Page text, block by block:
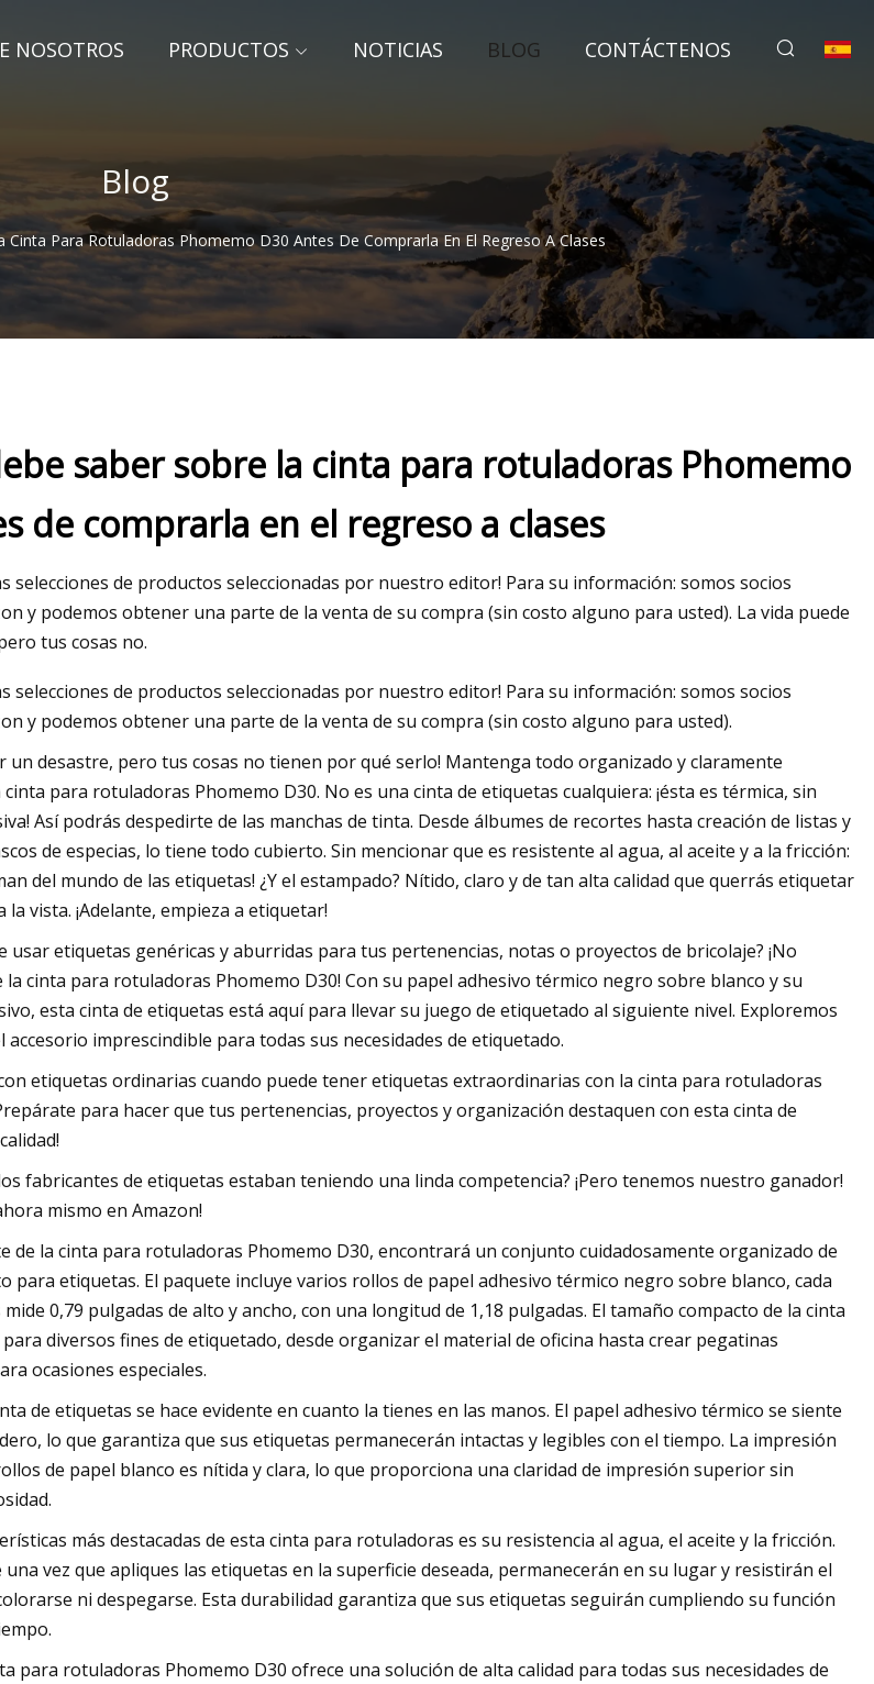
NOSOTROS PRODUCTOS NOTICIAS BLOG CONTÁCTENOS
Blog
Cinta Para Rotuladoras Phomemo D30 Antes De Comprarla En El Regreso A Clases
Moon' descarta el
para su debut
saber sobre la cinta para rotuladoras Phomemo
de comprarla en el regreso a clases
selecciones de productos seleccionadas por nuestro editor! Para su información: somos socios
y podemos obtener una parte de la venta de su compra (sin costo alguno para usted). La vida puede
tus cosas no.
selecciones de productos seleccionadas por nuestro editor! Para su información: somos socios
y podemos obtener una parte de la venta de su compra (sin costo alguno para usted).
un desastre, pero tus cosas no tienen por qué serlo! Mantenga todo organizado y claramente
para rotuladoras Phomemo D30. No es una cinta de etiquetas cualquiera: ¡ésta es térmica, sin
Así podrás despedirte de las manchas de tinta. Desde álbumes de recortes hasta creación de listas y
de especias, lo tiene todo cubierto. Sin mencionar que es resistente al agua, al aceite y a la fricción:
del mundo de las etiquetas! ¿Y el estampado? Nítido, claro y de tan alta calidad que querrás etiquetar
vista. ¡Adelante, empieza a etiquetar!
usar etiquetas genéricas y aburridas para tus pertenencias, notas o proyectos de bricolaje? ¡No
la cinta para rotuladoras Phomemo D30! Con su papel adhesivo térmico negro sobre blanco y su
esta cinta de etiquetas está aquí para llevar su juego de etiquetado al siguiente nivel. Exploremos
accesorio imprescindible para todas sus necesidades de etiquetado.
etiquetas ordinarias cuando puede tener etiquetas extraordinarias con la cinta para rotuladoras
para hacer que tus pertenencias, proyectos y organización destaquen con esta cinta de
fabricantes de etiquetas estaban teniendo una linda competencia? ¡Pero tenemos nuestro ganador!
mismo en Amazon!
de la cinta para rotuladoras Phomemo D30, encontrará un conjunto cuidadosamente organizado de
para etiquetas. El paquete incluye varios rollos de papel adhesivo térmico negro sobre blanco, cada
0,79 pulgadas de alto y ancho, con una longitud de 1,18 pulgadas. El tamaño compacto de la cinta
para diversos fines de etiquetado, desde organizar el material de oficina hasta crear pegatinas
ocasiones especiales.
de etiquetas se hace evidente en cuanto la tienes en las manos. El papel adhesivo térmico se siente
lo que garantiza que sus etiquetas permanecerán intactas y legibles con el tiempo. La impresión
de papel blanco es nítida y clara, lo que proporciona una claridad de impresión superior sin
más destacadas de esta cinta para rotuladoras es su resistencia al agua, el aceite y la fricción.
una vez que apliques las etiquetas en la superficie deseada, permanecerán en su lugar y resistirán el
ni despegarse. Esta durabilidad garantiza que sus etiquetas seguirán cumpliendo su función
para rotuladoras Phomemo D30 ofrece una solución de alta calidad para todas sus necesidades de